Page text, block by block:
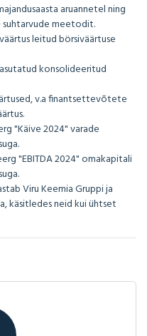
aruannetel ning
suhtarvude meetodit.
leitud börsiväärtuse
konsolideeritud
v.a finantsettevõtete
"Käive 2024" varade
"EBITDA 2024" omakapitali
Viru Keemia Gruppi ja
käsitledes neid kui ühtset